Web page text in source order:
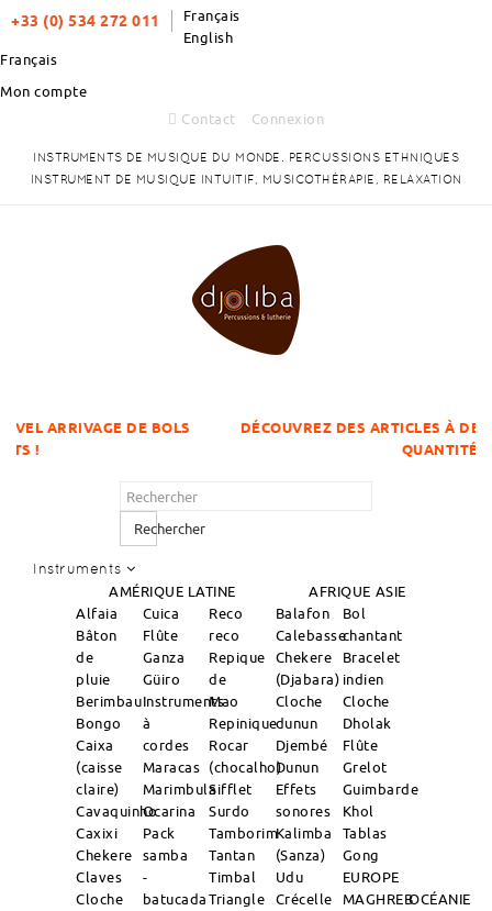
+33 (0) 534 272 011
Français
English
Français
Mon compte
Contact
Connexion
INSTRUMENTS DE MUSIQUE DU MONDE. PERCUSSIONS ETHNIQUES
INSTRUMENT DE MUSIQUE INTUITIF, MUSICOTHÉRAPIE, RELAXATION
DE BOLS
DÉCOUVREZ DES ARTICLES À DES PRIX
Rechercher
Instruments
AMÉRIQUE LATINE AFRIQUE ASIE
Alfaia
Bâton
de
pluie
Berimbau
Bongo
Caixa
(caisse
claire)
Cavaquinho
Caxixi
Chekere
Claves
Cloche
Cuica
Flûte
Ganza
Güiro
Instruments
à
cordes
Maracas
Marimbula
Ocarina
Pack
samba
-
batucada
Reco
reco
Repique
de
Mao
Repinique
Rocar
(chocalho)
Sifflet
Surdo
Tamborim
Tantan
Timbal
Triangle
Balafon
Calebasse
Chekere
(Djabara)
Cloche
dunun
Djembé
Dunun
Effets
sonores
Kalimba
(Sanza)
Udu
Crécelle
Bol
chantant
Bracelet
indien
Cloche
Dholak
Flûte
Grelot
Guimbarde
Khol
Tablas
Gong
EUROPE
MAGHREBOCÉANIE